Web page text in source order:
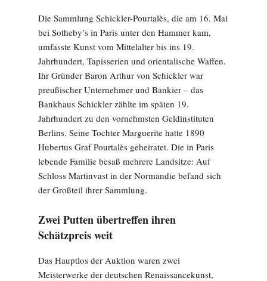
Die Sammlung Schickler-Pourtalès, die am 16. Mai
bei Sotheby’s in Paris unter den Hammer kam,
umfasste Kunst vom Mittelalter bis ins 19.
Jahrhundert, Tapisserien und orientalische Waffen.
Ihr Gründer Baron Arthur von Schickler war
preußischer Unternehmer und Bankier – das
Bankhaus Schickler zählte im späten 19.
Jahrhundert zu den vornehmsten Geldinstituten
Berlins. Seine Tochter Marguerite hatte 1890
Hubertus Graf Pourtalès geheiratet. Die in Paris
lebende Familie besaß mehrere Landsitze: Auf
Schloss Martinvast in der Normandie befand sich
der Großteil ihrer Sammlung.
Zwei Putten übertreffen ihren
Schätzpreis weit
Das Hauptlos der Auktion waren zwei
Meisterwerke der deutschen Renaissancekunst,